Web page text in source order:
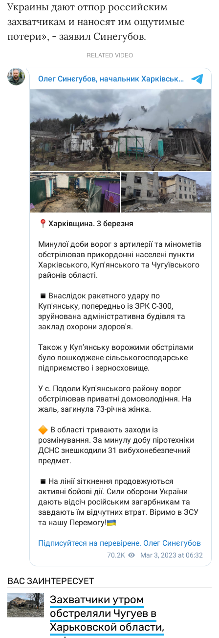
Украины дают отпор российским
захватчикам и наносят им ощутимые
потери», - заявил Синегубов.
RELATED VIDEO
ВАС ЗАИНТЕРЕСУЕТ
Захватчики утром
обстреляли Чугуев в
Харьковской области,